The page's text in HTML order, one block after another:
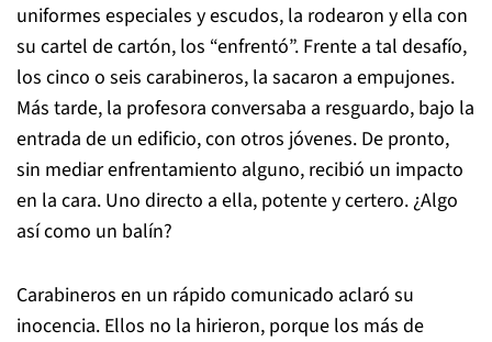
uniformes especiales y escudos, la rodearon y ella con
su cartel de cartón, los “enfrentó”. Frente a tal desafío,
los cinco o seis carabineros, la sacaron a empujones.
Más tarde, la profesora conversaba a resguardo, bajo la
entrada de un edificio, con otros jóvenes. De pronto,
sin mediar enfrentamiento alguno, recibió un impacto
en la cara. Uno directo a ella, potente y certero. ¿Algo
así como un balín?
Carabineros en un rápido comunicado aclaró su
inocencia. Ellos no la hirieron, porque los más de